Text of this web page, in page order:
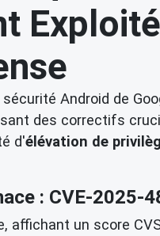
Android de
des correctifs
d'élévation de
: CVE-2025-
affichant un score